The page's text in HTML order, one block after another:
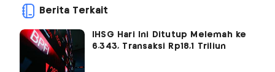
Berita Terkait
IHSG Hari Ini Ditutup Melemah ke
6.343, Transaksi Rp18,1 Triliun